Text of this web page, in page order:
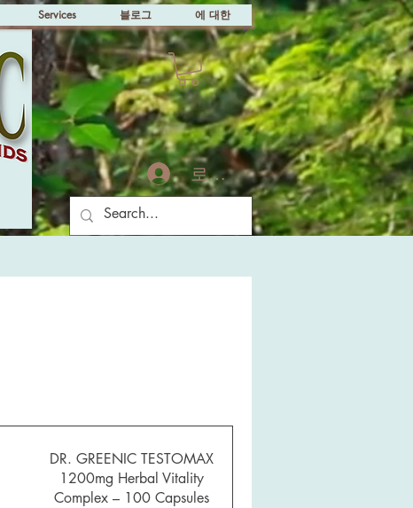
Services 블로그 에 대한
로그인
DR. GREENIC TESTOMAX
1200mg Herbal Vitality
Complex – 100 Capsules